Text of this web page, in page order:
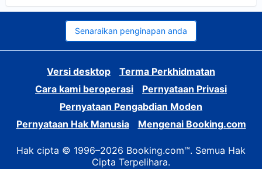
Senaraikan penginapan anda
Versi desktop
Terma Perkhidmatan
Cara kami beroperasi
Pernyataan Privasi
Pernyataan Pengabdian Moden
Pernyataan Hak Manusia
Mengenai Booking.com
Hak cipta © 1996–2026 Booking.com™. Semua Hak
Cipta Terpelihara.